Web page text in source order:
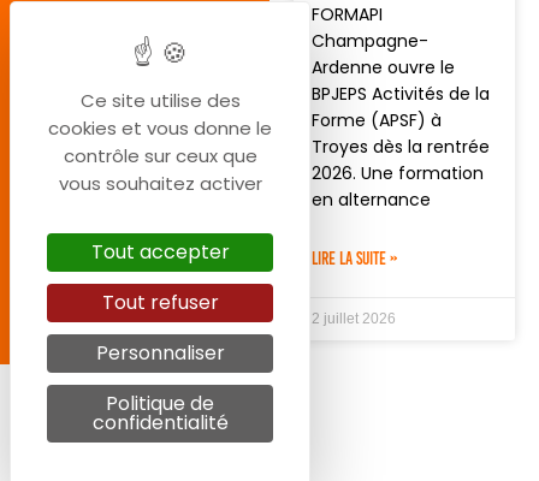
FORMAPI
Champagne-
Ardenne ouvre le
BPJEPS Activités de la
Forme (APSF) à
Troyes dès la rentrée
2026. Une formation
en alternance
LIRE LA SUITE »
2 juillet 2026
Ce site utilise des
cookies et vous donne le
contrôle sur ceux que
vous souhaitez activer
Tout accepter
Tout refuser
Personnaliser
Politique de
confidentialité